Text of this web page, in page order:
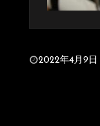
投2022年4月9日